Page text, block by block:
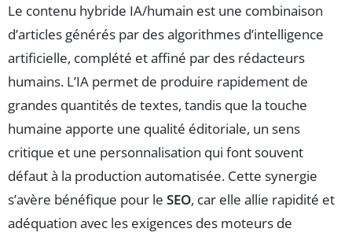
Le contenu hybride IA/humain est une combinaison
d’articles générés par des algorithmes d’intelligence
artificielle, complété et affiné par des rédacteurs
humains. L’IA permet de produire rapidement de
grandes quantités de textes, tandis que la touche
humaine apporte une qualité éditoriale, un sens
critique et une personnalisation qui font souvent
défaut à la production automatisée. Cette synergie
s’avère bénéfique pour le SEO, car elle allie rapidité et
adéquation avec les exigences des moteurs de